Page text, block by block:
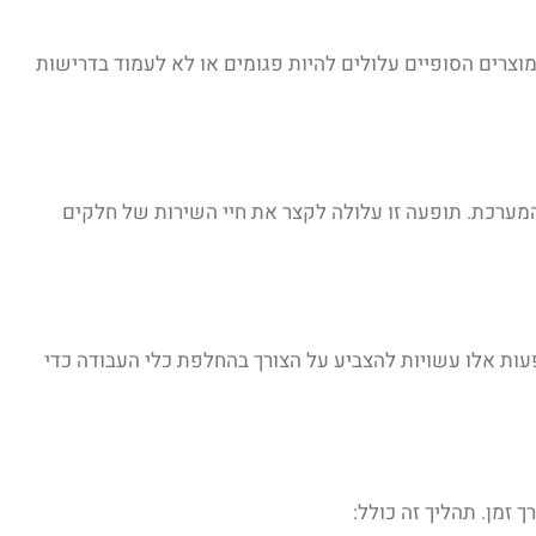
הסופיים עלולים להיות פגומים או לא לעמוד בדרישות
תופעה זו עלולה לקצר את חיי השירות של חלקים
אלו עשויות להצביע על הצורך בהחלפת כלי העבודה כדי
זמן. תהליך זה כולל: